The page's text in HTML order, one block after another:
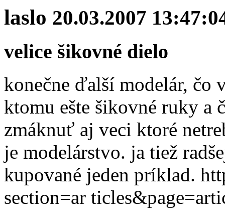
laslo 20.03.2007
velice šikovné dielo
konečne ďalší modelár, čo
ktomu ešte šikovné ruky a
zmáknuť aj veci ktoré
je modelárstvo. ja tiež
kupované jeden príklad.
section=ar